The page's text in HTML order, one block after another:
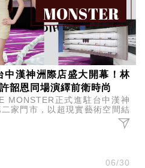
漢神洲際店盛大開幕！林
韶恩同場演繹前衛時尚
MONSTER正式進駐台中漢神
家門市，以超現實藝術空間結
浸式時尚體驗
06/30